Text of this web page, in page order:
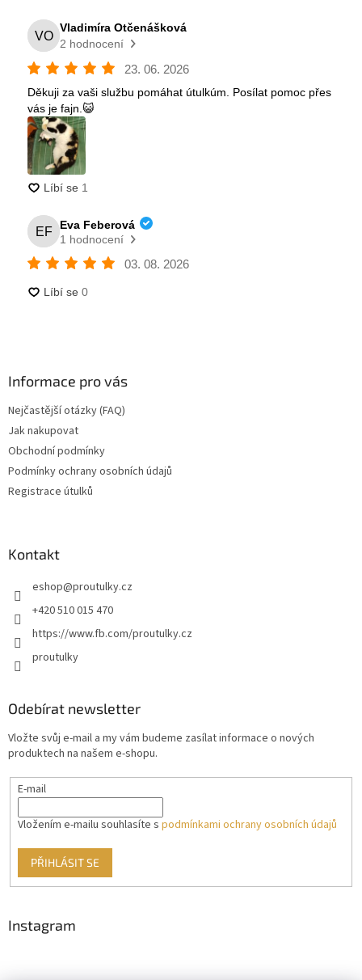
Informace pro vás
Nejčastější otázky (FAQ)
Jak nakupovat
Obchodní podmínky
Podmínky ochrany osobních údajů
Registrace útulků
Kontakt
eshop@proutulky.cz
+420 510 015 470
https://www.fb.com/proutulky.cz
proutulky
Odebírat newsletter
Vložte svůj e-mail a my vám budeme zasílat informace o nových
produktech na našem e-shopu.
E-mail
Vložením e-mailu souhlasíte s podmínkami ochrany osobních údajů
PŘIHLÁSIT SE
Instagram